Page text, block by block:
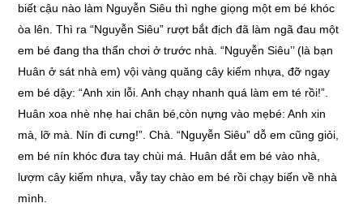
biết cậu nào làm Nguyễn Siêu thì nghe giọng một em bé khóc
òa lên. Thì ra “Nguyễn Siêu” rượt bắt địch đã làm ngã đau một
em bé đang tha thẩn chơi ở trước nhà. “Nguyễn Siêu’’ (là bạn
Huân ở sát nhà em) vội vàng quăng cây kiếm nhựa, đỡ ngay
em bé dậy: “Anh xin lỗi. Anh chạy nhanh quá làm em té rồi!”.
Huân xoa nhè nhẹ hai chân bé,còn nựng vào mẹbé: Anh xin
mà, lỡ mà. Nín đi cưng!”. Chà. “Nguyễn Siêu” dỗ em cũng giỏi,
em bé nín khóc đưa tay chùi má. Huân dắt em bé vào nhà,
lượm cây kiếm nhựa, vẫy tay chào em bé rồi chạy biến về nhà
mình.